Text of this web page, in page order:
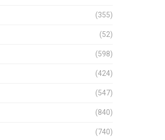
(355)
(52)
(598)
(424)
(547)
(840)
(740)